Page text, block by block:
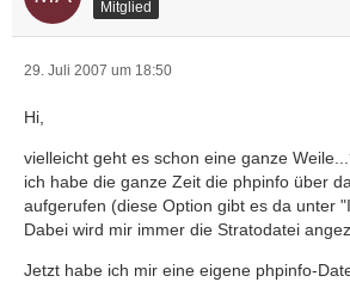
Mitglied
29. Juli 2007 um 18:50
Hi,
vielleicht geht es schon eine ganze
ich habe die ganze Zeit die phpinfo über
aufgerufen (diese Option gibt es da unter
Dabei wird mir immer die Stratodatei
Jetzt habe ich mir eine eigene phpinfo-